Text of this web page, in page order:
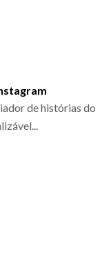
de histórias do